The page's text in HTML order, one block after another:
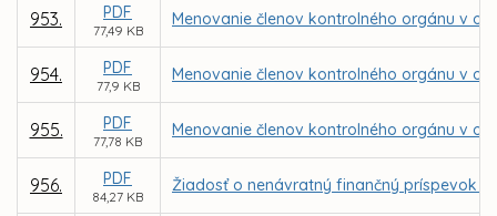
953. PDF
77,49 KB
Menovanie členov kontrolného orgánu v
954. PDF
77,9 KB
Menovanie členov kontrolného orgánu v
955. PDF
77,78 KB
Menovanie členov kontrolného orgánu v
956. PDF
84,27 KB
Žiadosť o nenávratný finančný príspevok